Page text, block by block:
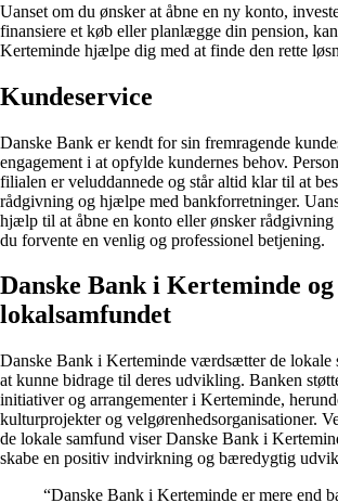
Uanset om du ønsker at åbne en ny konto,
finansiere et køb eller planlægge din pension,
Kerteminde hjælpe dig med at finde den rette
Kundeservice
Danske Bank er kendt for sin fremragende
engagement i at opfylde kundernes behov.
filialen er veluddannede og står altid klar til at
rådgivning og hjælpe med bankforretninger.
hjælp til at åbne en konto eller ønsker rådgivning
du forvente en venlig og professionel betjening.
Danske Bank i Kerteminde og
lokalsamfundet
Danske Bank i Kerteminde værdsætter de lokale
at kunne bidrage til deres udvikling. Banken
initiativer og arrangementer i Kerteminde,
kulturprojekter og velgørenhedsorganisationer.
de lokale samfund viser Danske Bank i
skabe en positiv indvirkning og bæredygtig
“Danske Bank i Kerteminde er mere end